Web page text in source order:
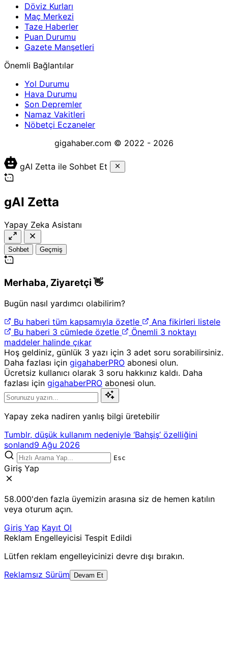
Döviz Kurları
Maç Merkezi
Taze Haberler
Puan Durumu
Gazete Manşetleri
Önemli Bağlantılar
Yol Durumu
Hava Durumu
Son Depremler
Namaz Vakitleri
Nöbetçi Eczaneler
gigahaber.com © 2022 - 2026
gAI Zetta ile Sohbet Et
gAI Zetta
Yapay Zeka Asistanı
Sohbet Geçmiş
Merhaba, Ziyaretçi 👋
Bugün nasıl yardımcı olabilirim?
Bu haberi tüm kapsamıyla özetle
Ana fikirleri listele
Bu haberi 3 cümlede özetle
Önemli 3 noktayı
maddeler halinde çıkar
Hoş geldiniz, günlük 3 yazı için 3 adet soru sorabilirsiniz.
Daha fazlası için gigahaberPRO abonesi olun.
Ücretsiz kullanıcı olarak 3 soru hakkınız kaldı. Daha
fazlası için gigahaberPRO abonesi olun.
Yapay zeka nadiren yanlış bilgi üretebilir
Tumblr, düşük kullanım nedeniyle ‘Bahşiş’ özelliğini
sonland9 Ağu 2026
Esc
Giriş Yap
58.000'den fazla üyemizin arasına siz de hemen katılın
veya oturum açın.
Giriş Yap Kayıt Ol
Reklam Engelleyicisi Tespit Edildi
Lütfen reklam engelleyicinizi devre dışı bırakın.
Reklamsız Sürüm
Devam Et